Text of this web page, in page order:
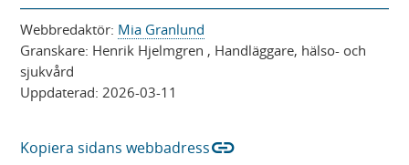
e
s
t
r
Webbredaktör: Mia Granlund
Granskare: Henrik Hjelmgren , Handläggare, hälso- och
sjukvård
Uppdaterad: 2026-03-11
Kopiera sidans webbadresslink